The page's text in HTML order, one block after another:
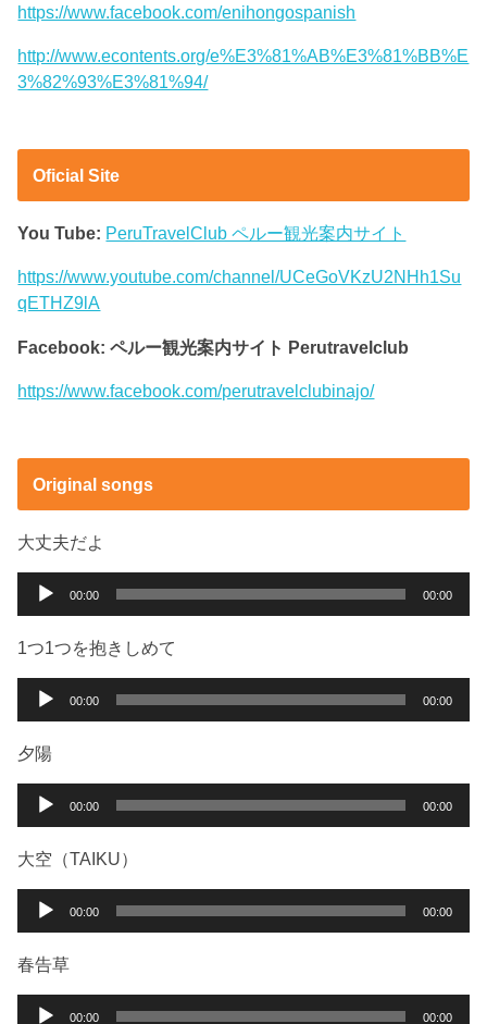
https://www.facebook.com/enihongospanish
http://www.econtents.org/e%E3%81%AB%E3%81%BB%E
3%82%93%E3%81%94/
Oficial Site
You Tube: PeruTravelClub ペルー観光案内サイト
https://www.youtube.com/channel/UCeGoVKzU2NHh1Su
qETHZ9lA
Facebook: ペルー観光案内サイト Perutravelclub
https://www.facebook.com/perutravelclubinajo/
Original songs
大丈夫だよ
プ
ー
00:00 00:00
1つ1つを抱きしめて
プ
ー
00:00 00:00
夕陽
プ
レ
ー
00:00 00:00
大空（TAIKU）
プ
レ
00:00 00:00
春告草
00:00 00:00